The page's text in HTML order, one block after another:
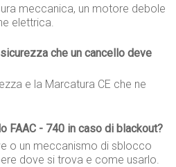
meccanica, un motore debole
elettrica.
che un cancello deve
e la Marcatura CE che ne
FAAC - 740 in caso di blackout?
o un meccanismo di sblocco
dove si trova e come usarlo.